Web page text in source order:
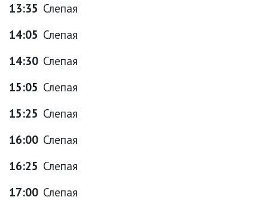
13:35 Слепая
14:05 Слепая
14:30 Слепая
15:05 Слепая
15:25 Слепая
16:00 Слепая
16:25 Слепая
17:00 Слепая